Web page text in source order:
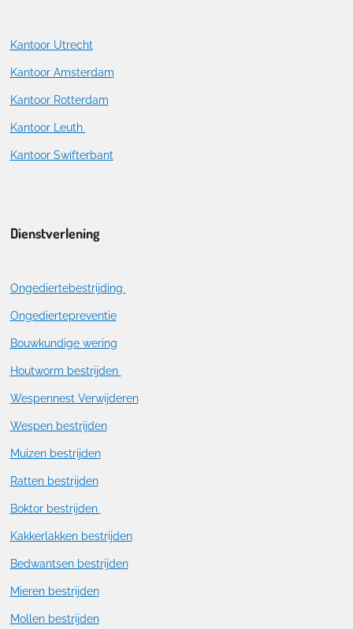
Kantoor Utrecht
Kantoor Amsterdam
Kantoor Rotterdam
Kantoor Leuth
Kantoor Swifterbant
Dienstverlening
Ongediertebestrijding
Ongediertepreventie
Bouwkundige wering
Houtworm bestrijden
Wespennest Verwijderen
Wespen bestrijden
Muizen bestrijden
Ratten bestrijden
Boktor bestrijden
Kakkerlakken bestrijden
Bedwantsen bestrijden
Mieren bestrijden
Mollen bestrijden